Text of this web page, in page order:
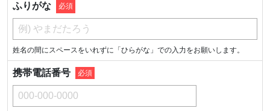
ふりがな 必須
姓名の間にスペースをいれずに「ひらがな」での入力をお願いします。
携帯電話番号 必須